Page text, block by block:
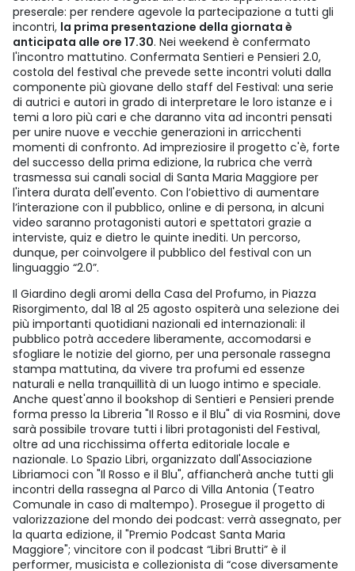
preserale: per rendere agevole la partecipazione a tutti gli
incontri, la prima presentazione della giornata è
anticipata alle ore 17.30. Nei weekend è confermato
l'incontro mattutino. Confermata Sentieri e Pensieri 2.0,
costola del festival che prevede sette incontri voluti dalla
componente più giovane dello staff del Festival: una serie
di autrici e autori in grado di interpretare le loro istanze e i
temi a loro più cari e che daranno vita ad incontri pensati
per unire nuove e vecchie generazioni in arricchenti
momenti di confronto. Ad impreziosire il progetto c'è, forte
del successo della prima edizione, la rubrica che verrà
trasmessa sui canali social di Santa Maria Maggiore per
l'intera durata dell'evento. Con l’obiettivo di aumentare
l’interazione con il pubblico, online e di persona, in alcuni
video saranno protagonisti autori e spettatori grazie a
interviste, quiz e dietro le quinte inediti. Un percorso,
dunque, per coinvolgere il pubblico del festival con un
linguaggio “2.0”.
Il Giardino degli aromi della Casa del Profumo, in Piazza
Risorgimento, dal 18 al 25 agosto ospiterà una selezione dei
più importanti quotidiani nazionali ed internazionali: il
pubblico potrà accedere liberamente, accomodarsi e
sfogliare le notizie del giorno, per una personale rassegna
stampa mattutina, da vivere tra profumi ed essenze
naturali e nella tranquillità di un luogo intimo e speciale.
Anche quest'anno il bookshop di Sentieri e Pensieri prende
forma presso la Libreria "Il Rosso e il Blu" di via Rosmini, dove
sarà possibile trovare tutti i libri protagonisti del Festival,
oltre ad una ricchissima offerta editoriale locale e
nazionale. Lo Spazio Libri, organizzato dall'Associazione
Libriamoci con "Il Rosso e il Blu", affiancherà anche tutti gli
incontri della rassegna al Parco di Villa Antonia (Teatro
Comunale in caso di maltempo). Prosegue il progetto di
valorizzazione del mondo dei podcast: verrà assegnato, per
la quarta edizione, il "Premio Podcast Santa Maria
Maggiore"; vincitore con il podcast “Libri Brutti” è il
performer, musicista e collezionista di “cose diversamente